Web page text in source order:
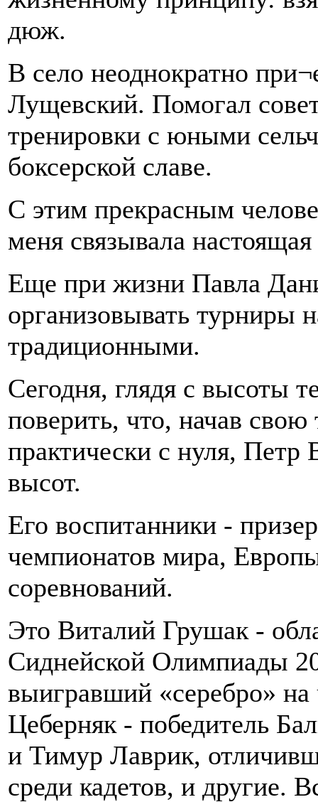
дюж.
В село неоднократно
Лущевский. Помогал
тренировки с юными
боксерской славе.
С этим прекрасным
меня связывала
Еще при жизни Павла
организовывать турниры
традиционными.
Сегодня, глядя с высоты
поверить, что, начав свою
практически с нуля, Петр
высот.
Его воспитанники -
чемпионатов мира,
соревнований.
Это Виталий Грушак -
Сиднейской Олимпиады
выигравший «серебро»
Цеберняк - победитель
и Тимур Лаврик,
среди кадетов, и другие.